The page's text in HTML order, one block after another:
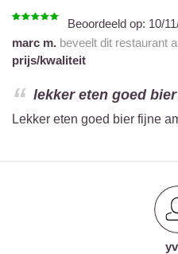
Beoordeeld op: 10/
marc m. beveelt dit restaurant
prijs/kwaliteit
lekker eten goed
Lekker eten goed bier fijne